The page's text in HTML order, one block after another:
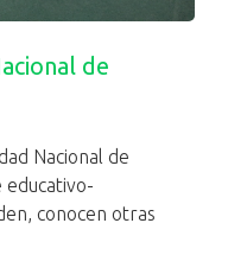
de
Nacional de
educativo-
conocen otras